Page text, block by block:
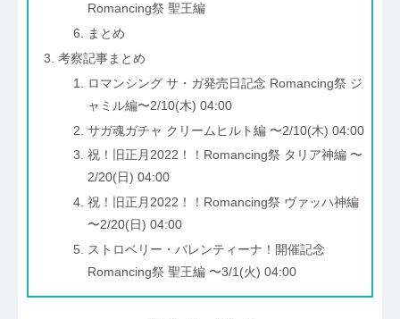
Romancing祭 聖王編
まとめ
考察記事まとめ
ロマンシング サ・ガ発売日記念 Romancing祭 ジ
ャミル編〜2/10(木) 04:00
サガ魂ガチャ クリームヒルト編 〜2/10(木) 04:00
祝！旧正月2022！！Romancing祭 タリア神編 〜
2/20(日) 04:00
祝！旧正月2022！！Romancing祭 ヴァッハ神編
〜2/20(日) 04:00
ストロベリー・バレンティーナ！開催記念
Romancing祭 聖王編 〜3/1(火) 04:00